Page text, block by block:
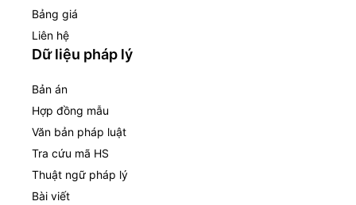
Bảng giá
Liên hệ
Dữ liệu pháp lý
Bản án
Hợp đồng mẫu
Văn bản pháp luật
Tra cứu mã HS
Thuật ngữ pháp lý
Bài viết